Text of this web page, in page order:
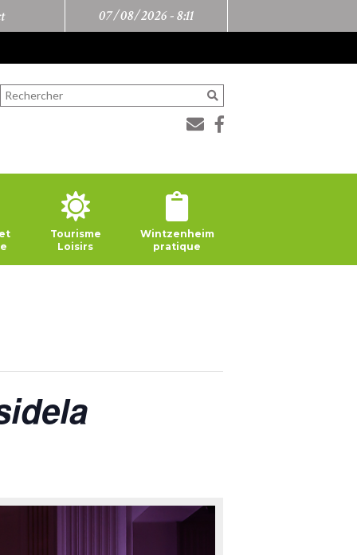
07/08/2026 -8:11
Tourisme
Loisirs
Wintzenheim
pratique